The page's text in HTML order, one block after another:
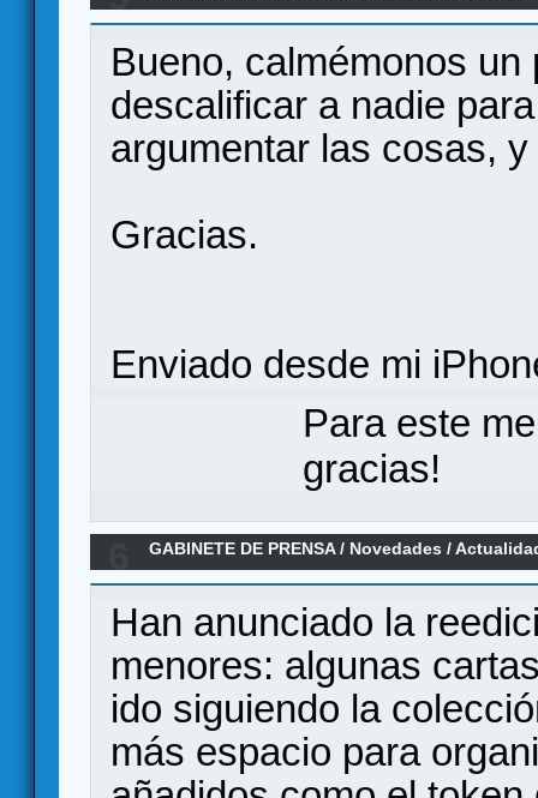
Bueno, calmémonos
descalificar a nadie
argumentar las cosas,
Gracias.
Enviado desde mi
Para este
gracias!
GABINETE DE PRENSA/ Novedades /
LCG
Han anunciado la
menores: algunas
ido siguiendo la
más espacio para